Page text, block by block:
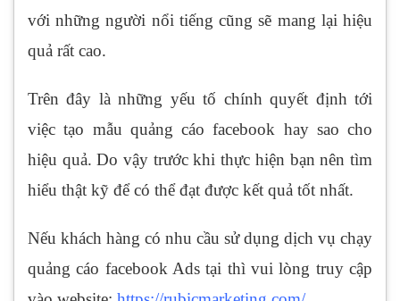
với những người nổi tiếng cũng sẽ mang lại hiệu
quả rất cao.
Trên đây là những yếu tố chính quyết định tới
việc tạo mẫu quảng cáo facebook hay sao cho
hiệu quả. Do vậy trước khi thực hiện bạn nên tìm
hiểu thật kỹ để có thể đạt được kết quả tốt nhất.
Nếu khách hàng có nhu cầu sử dụng dịch vụ chạy
quảng cáo facebook Ads tại thì vui lòng truy cập